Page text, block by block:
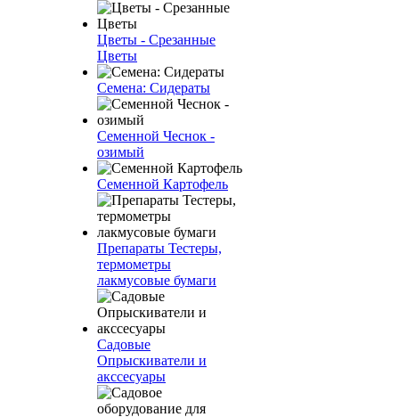
Цветы - Срезанные
Цветы
Семена: Сидераты
Семенной Чеснок -
озимый
Семенной Картофель
Препараты Тестеры,
термометры
лакмусовые бумаги
Садовые
Опрыскиватели и
акссесуары